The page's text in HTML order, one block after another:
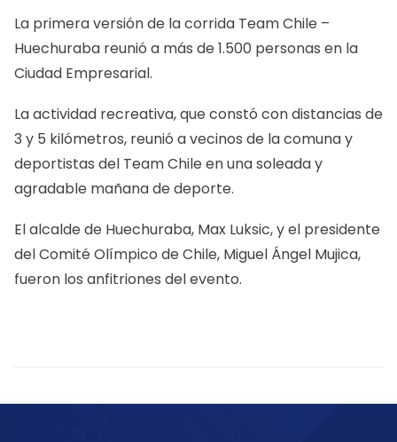
La primera versión de la corrida Team Chile –
Huechuraba reunió a más de 1.500 personas en la
Ciudad Empresarial.
La actividad recreativa, que constó con distancias de
3 y 5 kilómetros, reunió a vecinos de la comuna y
deportistas del Team Chile en una soleada y
agradable mañana de deporte.
El alcalde de Huechuraba, Max Luksic, y el presidente
del Comité Olímpico de Chile, Miguel Ángel Mujica,
fueron los anfitriones del evento.